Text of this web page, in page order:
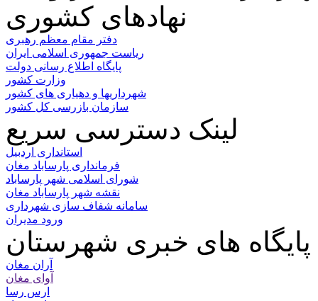
نهادهای کشوری
دفتر مقام معظم رهبری
ریاست جمهوری اسلامی ایران
پایگاه اطلاع رسانی دولت
وزارت کشور
شهرداریها و دهیاری های کشور
سازمان بازرسی کل کشور
لینک دسترسی سریع
استانداری اردبیل
فرمانداری پارساباد مغان
شورای اسلامی شهر پارساباد
نقشه شهر پارساباد مغان
سامانه شفاف سازی شهرداری
ورود مدیران
پایگاه های خبری شهرستان
آران مغان
آوای مغان
ارس رسا